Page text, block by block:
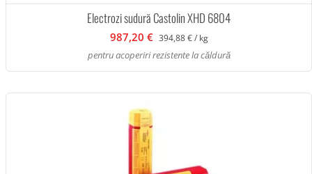
Electrozi sudură Castolin XHD 6804
987,20 € 394,88 € / kg
pentru acoperiri rezistente la căldură